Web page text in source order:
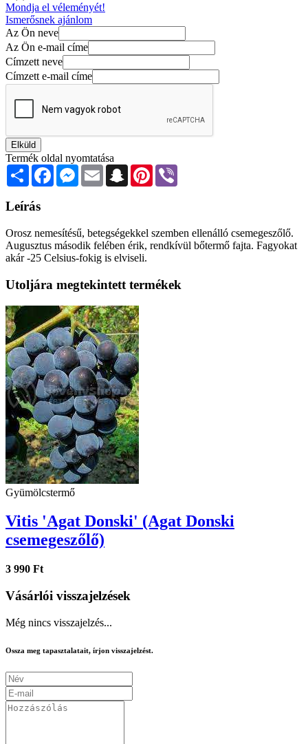
Mondja el véleményét!
Ismerősnek ajánlom
Az Ön neve
Az Ön e-mail címe
Címzett neve
Címzett e-mail címe
Elküld
Termék oldal nyomtatása
Share FacebookMessenger
Email SnapchatPinterest
Leírás
Orosz nemesítésű, betegségekkel szemben ellenálló csemegeszőlő.
Augusztus második felében érik, rendkívül bőtermő fajta. Fagyokat
akár -25 Celsius-fokig is elviseli.
Utoljára megtekintett termékek
Gyümölcstermő
Vitis 'Agat Donski' (Agat Donski
csemegeszőlő)
3 990 Ft
Vásárlói visszajelzések
Még nincs visszajelzés...
Ossza meg tapasztalatait, írjon visszajelzést.